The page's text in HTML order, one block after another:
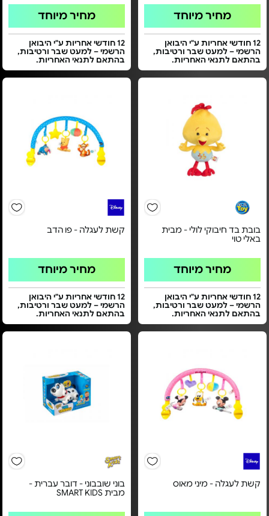
מחיר מיוחד
12 חודשי אחריות ע"י היבואן
הרשמי – למעט שבר ורטיבות,
בהתאם לתנאי האחריות.
מחיר מיוחד
12 חודשי אחריות ע"י היבואן
הרשמי – למעט שבר ורטיבות,
בהתאם לתנאי האחריות.
בובת בד חיבוקי לולי - מבית
באלי טוי
מחיר מיוחד
12 חודשי אחריות ע"י היבואן
הרשמי – למעט שבר ורטיבות,
בהתאם לתנאי האחריות.
קשת לעגלה - פו הדב
מחיר מיוחד
12 חודשי אחריות ע"י היבואן
הרשמי – למעט שבר ורטיבות,
בהתאם לתנאי האחריות.
קשת לעגלה - מיני מאוס
בוני שובבוני - דובר עברית -
מבית SMART KIDS